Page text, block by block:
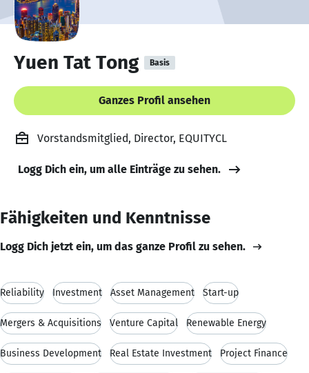
Yuen Tat Tong Basis
Ganzes Profil ansehen
Vorstandsmitglied, Director, EQUITYCL
Logg Dich ein, um alle Einträge zu sehen.
Fähigkeiten und Kenntnisse
Logg Dich jetzt ein, um das ganze Profil zu sehen.
Reliability Investment Asset Management Start-up
Mergers & Acquisitions Venture Capital Renewable Energy
Business Development Real Estate Investment Project Finance